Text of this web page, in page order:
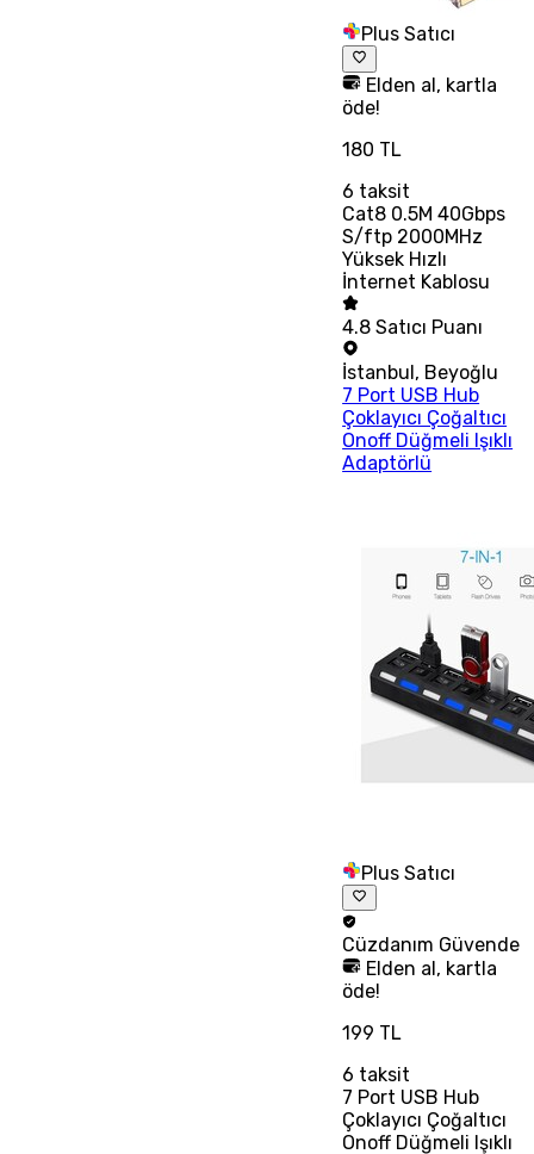
Plus Satıcı
Elden al, kartla
öde!
180 TL
6 taksit
Cat8 0.5M 40Gbps
S/ftp 2000MHz
Yüksek Hızlı
İnternet Kablosu
4.8 Satıcı Puanı
İstanbul, Beyoğlu
7 Port USB Hub
Çoklayıcı Çoğaltıcı
Onoff Düğmeli Işıklı
Adaptörlü
Plus Satıcı
Cüzdanım Güvende
Elden al, kartla
öde!
199 TL
6 taksit
7 Port USB Hub
Çoklayıcı Çoğaltıcı
Onoff Düğmeli Işıklı